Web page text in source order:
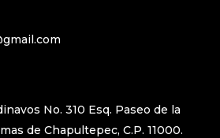
No. 310 Esq. Paseo de la
de Chapultepec, C.P. 11000.